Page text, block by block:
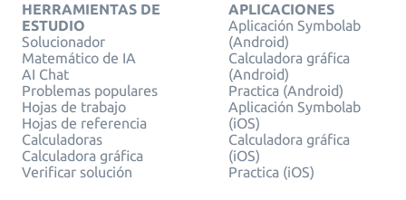
HERRAMIENTAS DE
ESTUDIO
Solucionador
Matemático de IA
AI Chat
Problemas populares
Hojas de trabajo
Hojas de referencia
Calculadoras
Calculadora gráfica
Verificar solución
APLICACIONES
Aplicación Symbolab
(Android)
Calculadora gráfica
(Android)
Practica (Android)
Aplicación Symbolab
(iOS)
Calculadora gráfica
(iOS)
Practica (iOS)